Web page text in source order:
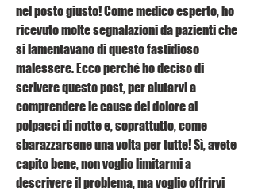
nel posto giusto! Come medico esperto, ho
ricevuto molte segnalazioni da pazienti che
si lamentavano di questo fastidioso
malessere. Ecco perché ho deciso di
scrivere questo post, per aiutarvi a
comprendere le cause del dolore ai
polpacci di notte e, soprattutto, come
sbarazzarsene una volta per tutte! Sì, avete
capito bene, non voglio limitarmi a
descrivere il problema, ma voglio offrirvi